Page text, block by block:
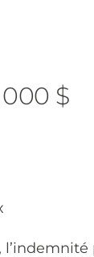
000 $
l’indemnité